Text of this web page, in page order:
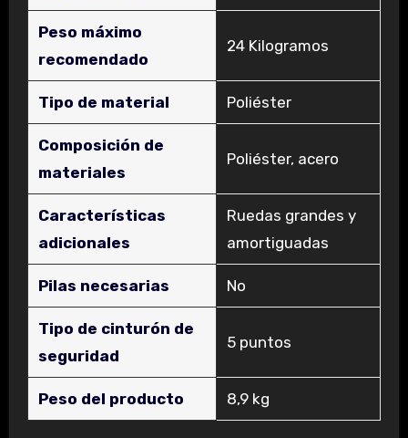
Peso máximo
recomendado
‎24 Kilogramos
Tipo de material ‎Poliéster
Composición de
materiales
‎Poliéster, acero
Características
adicionales
‎Ruedas grandes y
amortiguadas
Pilas necesarias ‎No
Tipo de cinturón de
seguridad
‎5 puntos
Peso del producto ‎8,9 kg